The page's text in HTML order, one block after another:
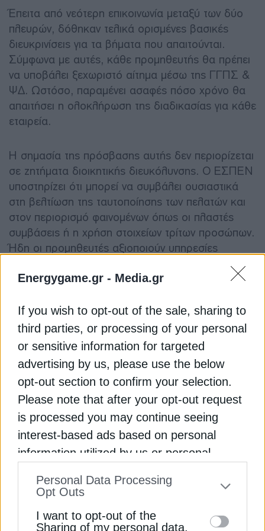
Energygame.gr - Media.gr
If you wish to opt-out of the sale, sharing to
third parties, or processing of your personal
or sensitive information for targeted
advertising by us, please use the below
opt-out section to confirm your selection.
Please note that after your opt-out request
is processed you may continue seeing
interest-based ads based on personal
information utilized by us or personal
to your opt-out. You may separately opt-out
information by third parties on the IAB’s list
Personal Data Processing
Opt Outs
I want to opt-out of the
Sharing of my personal data.
Έπειτα από νεότερη επικοινωνία μεταξύ των δύο
πλευρών, δόθηκαν τελικά ορισμένες βασικές
διευκρινίσεις για τα βήματα που απαιτούνται.
Σύμφωνα με αυτές, κάθε προμηθευτής θα πρέπει
να υποβάλει ξεχωριστό αίτημα μέσω της ΓΓΠΣ &
ΨΔ. Ωστόσο, παραμένει ασαφές πόσο χρόνο θα
απαιτήσει η ολοκλήρωση της διαδικασίας για κάθε
εταιρεία.
Η σημασία της πρόσβασης αυτής δεν περιορίζεται
σε ζητήματα διοικητικής διευκόλυνσης. Ο ΕΣΠΕΝ
υποστηρίζει ότι μπορεί να συμβάλει ουσιαστικά
στη βελτίωση της ταυτοποίησης των πελατών και
στον περιορισμό φαινομένων όπως οι πλαστές
συμβάσεις ή η χρήση στοιχείων τρίτων προσώπων.
Ήδη οι προμηθευτές αξιοποιούν υπηρεσίες
ψηφιακής ταυτοποίησης μέσω του gov.gr, ωστόσο
η δυνατότητα αυτή παρουσιάζει συγκεκριμένους
πρόσωπα, προϋποθέτει συναίνεση του πελάτη και
παρέχει περιορισμένο εύρος πληροφοριών.
Ιδιαίτερη έμφαση δίνεται επίσης στην Καθολική
Υπηρεσία, όπου σύμφωνα με τους προμηθευτές
εντοπίζεται ένα από τα σημαντικότερα πρακτικά
προβλήματα. Οι πελάτες μεταπίπτουν αυτόματα
στην Καθολική Υπηρεσία χωρίς να υπογράφεται
νέα σύμβαση, με αποτέλεσμα σε πολλές
περιπτώσεις οι εταιρείες να μην διαθέτουν επαρκή
στοιχεία επικοινωνίας και ταυτοποίησης. Αυτό
δημιουργεί δυσχέρειες τόσο στην τιμολόγηση όσο
και στην αναζήτηση και είσπραξη ληξιπρόθεσμων
οφειλών.
Εγγραφή στο Newsletter